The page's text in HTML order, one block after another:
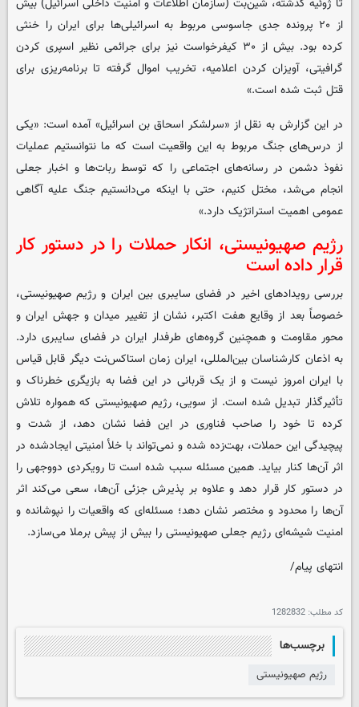
از ۲۰ پرونده جدی جاسوسی مربوط به اسرائیلی‌ها برای ایران را خنثی
کرده بود. بیش از ۳۰ کیفرخواست نیز برای جرائمی نظیر اسپری کردن
گرافیتی، آویزان کردن اعلامیه، تخریب اموال گرفته تا برنامه‌ریزی برای
قتل ثبت شده است.»
در این گزارش به نقل از «سرلشکر اسحاق بن اسرائیل» آمده است: «یکی
از درس‌های جنگ مربوط به این واقعیت است که ما نتوانستیم عملیات
نفوذ دشمن در رسانه‌های اجتماعی را که توسط ربات‌ها و اخبار جعلی
انجام می‌شد، مختل کنیم، حتی با اینکه می‌دانستیم جنگ علیه آگاهی
عمومی اهمیت استراتژیک دارد.»
رژیم صهیونیستی، انکار حملات را در دستور کار
قرار داده است
بررسی رویدادهای اخیر در فضای سایبری بین ایران و رژیم صهیونیستی،
خصوصاً بعد از وقایع هفت اکتبر، نشان از تغییر میدان و جهش ایران و
محور مقاومت و همچنین گروه‌های طرفدار ایران در فضای سایبری دارد.
به اذعان کارشناسان بین‌المللی، ایران زمان استاکس‌نت دیگر قابل قیاس
با ایران امروز نیست و از یک قربانی در این فضا به بازیگری خطرناک و
تأثیرگذار تبدیل شده است. از سویی، رژیم صهیونیستی که همواره تلاش
کرده تا خود را صاحب فناوری در این فضا نشان دهد، از شدت و
پیچیدگی این حملات، بهت‌زده شده و نمی‌تواند با خلأ امنیتی ایجادشده در
اثر آن‌ها کنار بیاید. همین مسئله سبب شده است تا رویکردی دووجهی را
در دستور کار قرار دهد و علاوه بر پذیرش جزئی آن‌ها، سعی می‌کند اثر
آن‌ها را محدود و مختصر نشان دهد؛ مسئله‌ای که واقعیات را نپوشانده و
امنیت شیشه‌ای رژیم جعلی صهیونیستی را بیش از پیش برملا می‌سازد.
انتهای پیام/
کد مطلب: 1282832
برچسب‌ها
رژیم صهیونیستی